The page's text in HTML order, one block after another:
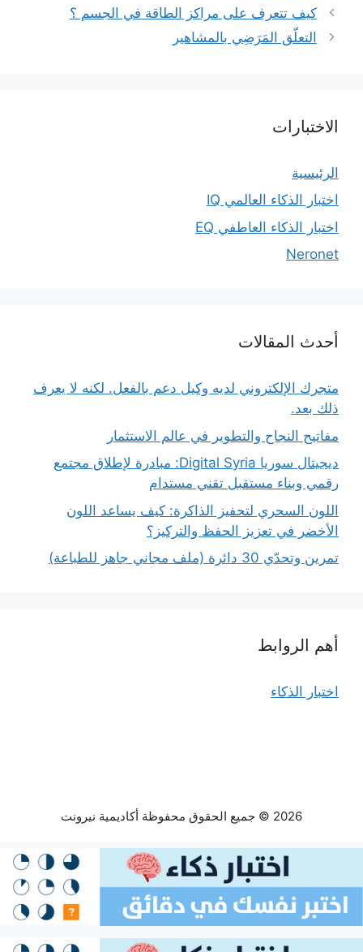
كيف تتعرف على مراكز الطاقة في الجسم ؟
التعلّق المَرَضِي بالمشاهير
الاختبارات
الرئيسية
اختبار الذكاء العالمي IQ
اختبار الذكاء العاطفي EQ
Neronet
أحدث المقالات
متجرك الإلكتروني لديه وكيل دعم بالفعل. لكنه لا يعرف
ذلك بعد.
مفاتيح النجاح والتطوير في عالم الاستثمار
ديجيتال سوريا Digital Syria: مبادرة لإطلاق مجتمع
رقمي وبناء مستقبل تقني مستدام
اللون السحري لتحفيز الذاكرة: كيف يساعد اللون
الأخضر في تعزيز الحفظ والتركيز؟
تمرين وتحدّي 30 دائرة (ملف مجاني جاهز للطباعة)
أهم الروابط
اختبار الذكاء
2026 © جميع الحقوق محفوظة أكاديمية نيرونت